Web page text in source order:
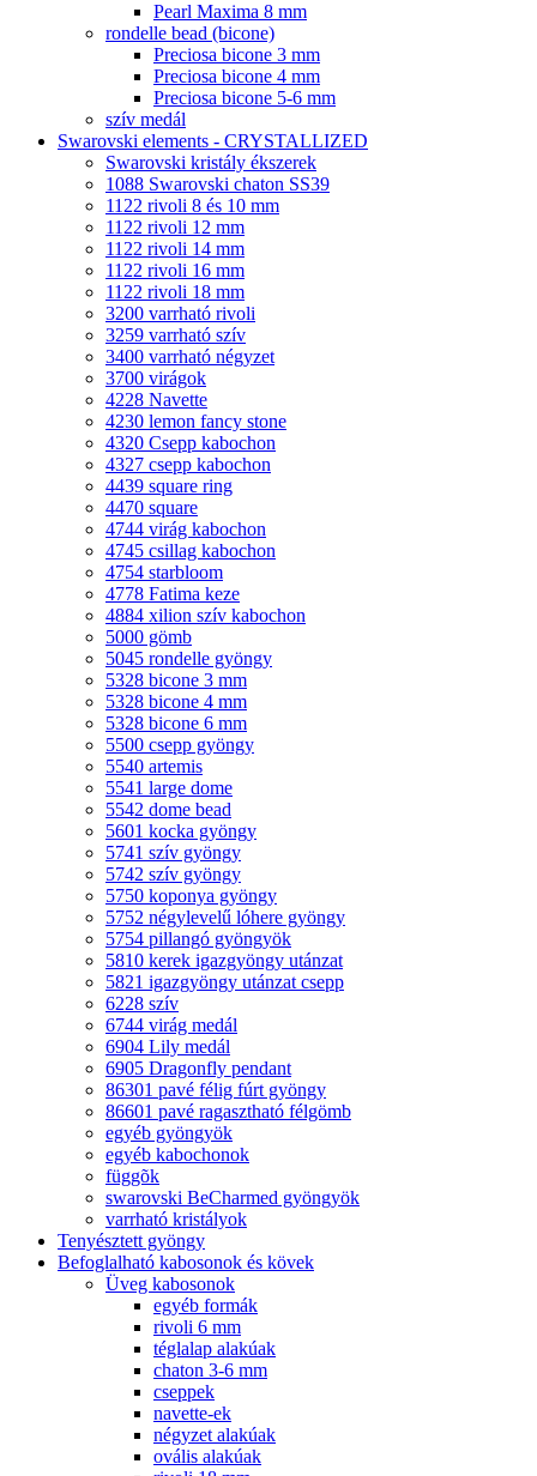
Pearl Maxima 8 mm
rondelle bead (bicone)
Preciosa bicone 3 mm
Preciosa bicone 4 mm
Preciosa bicone 5-6 mm
szív medál
Swarovski elements - CRYSTALLIZED
Swarovski kristály ékszerek
1088 Swarovski chaton SS39
1122 rivoli 8 és 10 mm
1122 rivoli 12 mm
1122 rivoli 14 mm
1122 rivoli 16 mm
1122 rivoli 18 mm
3200 varrható rivoli
3259 varrható szív
3400 varrható négyzet
3700 virágok
4228 Navette
4230 lemon fancy stone
4320 Csepp kabochon
4327 csepp kabochon
4439 square ring
4470 square
4744 virág kabochon
4745 csillag kabochon
4754 starbloom
4778 Fatima keze
4884 xilion szív kabochon
5000 gömb
5045 rondelle gyöngy
5328 bicone 3 mm
5328 bicone 4 mm
5328 bicone 6 mm
5500 csepp gyöngy
5540 artemis
5541 large dome
5542 dome bead
5601 kocka gyöngy
5741 szív gyöngy
5742 szív gyöngy
5750 koponya gyöngy
5752 négylevelű lóhere gyöngy
5754 pillangó gyöngyök
5810 kerek igazgyöngy utánzat
5821 igazgyöngy utánzat csepp
6228 szív
6744 virág medál
6904 Lily medál
6905 Dragonfly pendant
86301 pavé félig fúrt gyöngy
86601 pavé ragasztható félgömb
egyéb gyöngyök
egyéb kabochonok
függõk
swarovski BeCharmed gyöngyök
varrható kristályok
Tenyésztett gyöngy
Befoglalható kabosonok és kövek
Üveg kabosonok
egyéb formák
rivoli 6 mm
téglalap alakúak
chaton 3-6 mm
cseppek
navette-ek
négyzet alakúak
ovális alakúak